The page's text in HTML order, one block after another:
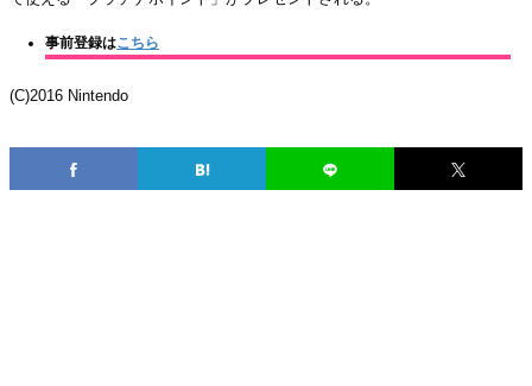
事前登録はこちら
(C)2016 Nintendo